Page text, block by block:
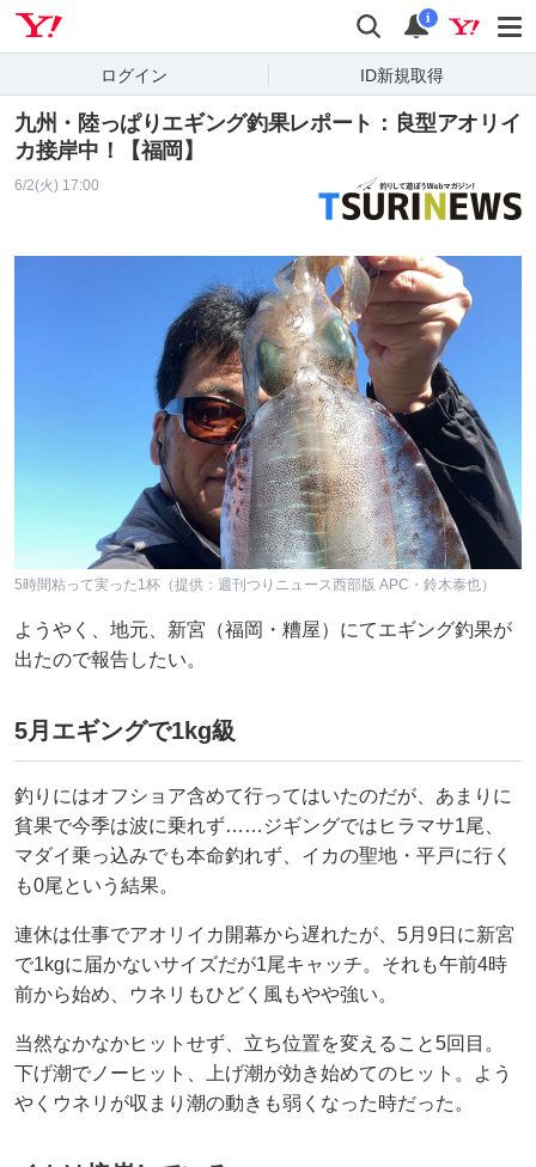
検索 通知
i
ログイン ID新規取得
九州・陸っぱりエギング釣果レポート：良型アオリイ
カ接岸中！【福岡】
6/2(火) 17:00
5時間粘って実った1杯（提供：週刊つりニュース西部版 APC・鈴木泰也）
ようやく、地元、新宮（福岡・糟屋）にてエギング釣果が
出たので報告したい。
5月エギングで1kg級
釣りにはオフショア含めて行ってはいたのだが、あまりに
貧果で今季は波に乗れず……ジギングではヒラマサ1尾、
マダイ乗っ込みでも本命釣れず、イカの聖地・平戸に行く
も0尾という結果。
連休は仕事でアオリイカ開幕から遅れたが、5月9日に新宮
で1kgに届かないサイズだが1尾キャッチ。それも午前4時
前から始め、ウネリもひどく風もやや強い。
当然なかなかヒットせず、立ち位置を変えること5回目。
下げ潮でノーヒット、上げ潮が効き始めてのヒット。よう
やくウネリが収まり潮の動きも弱くなった時だった。